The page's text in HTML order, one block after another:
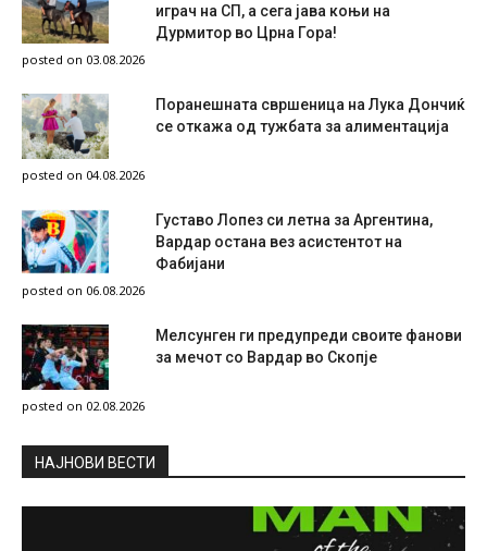
играч на СП, а сега јава коњи на
Дурмитор во Црна Гора!
posted on 03.08.2026
Поранешната свршеница на Лука Дончиќ
се откажа од тужбата за алиментација
posted on 04.08.2026
Густаво Лопез си летна за Аргентина,
Вардар остана вез асистентот на
Фабијани
posted on 06.08.2026
Мелсунген ги предупреди своите фанови
за мечот со Вардар во Скопје
posted on 02.08.2026
НAЈНОВИ ВЕСТИ